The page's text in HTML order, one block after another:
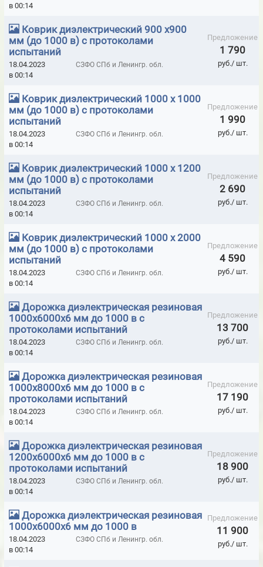
SYSTEMS
ГЕРМЕТИКИ КРОВЕЛЬНЫЕ И ГИДРОИЗОЛЯЦИОННЫЕ ИННОТЕХ
ГЕРМЕТИКИ КРОНБИЛД
ГЕРМЕТИКИ ОГНЕЗАЩИТНЫЕ
ГЕРМЕТИКИ ОТТО-CHEMIE
ГЕРМЕТИКИ ОТТО-ХИМИЯ
ГЕРМЕТИКИ ПЕНТЭЛАСТ
ГЕРМЕТИКИ ПРОТИВОПОЖАРНЫЕ
ГЕРМЕТИКИ, ПЕНА МОНТАЖНАЯ, ИНСТРУМЕНТ HILTI
ДВЕРИ ENDURO ДЛЯ БОЛЬНИЧНЫХ ПАЛАТ, МЕДИЦИНСКИХ
УЧРЕЖДЕНИЙ
ДВЕРИ ВЛАГОСТОЙКИЕ КОМПОЗИТНЫЕ КАПЕЛЬ (KAPELLI)
ДВЕРИ КАПЕЛЬ (KAPELLI UNIVERSAL)
ДВЕРИ КАПЕЛЬ (KAPELLI) CLASSIC ГЛАДКИЕ В ПЛЕНКЕ
ДВЕРИ КАПЕЛЬ (KAPELLI) CLASSIC ГЛАДКИЕ МОНОКОЛОР
ДВЕРИ КАПЕЛЬ (KAPELLI) CONNECT
ДВЕРИ МОД. MUK RTG РЕНТГЕНОЗАЩИТНЫЕ С РЕГУЛИРУЕМОЙ
АЛЮМ.КОРОБКОЙ
ДВЕРИ ПРОИЗВОДСТВА MUOVIUS OY (ФИНЛЯНДИЯ)
ДИЭЛЕКТРИЧЕСКИЕ НОЖНИЦЫ
ДИЭЛЕКТРИЧЕСКИЕ ПЕРЧАТКИ
ДИЭЛЕКТРИЧЕСКИЕ ПОДМОСТИ
ДИЭЛЕКТРИЧЕСКИЕ ПОДСТАВКИ
ДИЭЛЕКТРИЧЕСКИЕ СРЕДСТВА ЗАЩИТЫ
в 00:14
Коврик диэлектрический 900 х900
мм (до 1000 в) с протоколами
испытаний
Предложение
1 790
руб./ шт.
18.04.2023
в 00:14
СЗФО СПб и Ленингр. обл.
Коврик диэлектрический 1000 х 1000
мм (до 1000 в) с протоколами
испытаний
Предложение
1 990
руб./ шт.
18.04.2023
в 00:14
СЗФО СПб и Ленингр. обл.
Коврик диэлектрический 1000 х 1200
мм (до 1000 в) с протоколами
испытаний
Предложение
2 690
руб./ шт.
18.04.2023
в 00:14
СЗФО СПб и Ленингр. обл.
Коврик диэлектрический 1000 х 2000
мм (до 1000 в) с протоколами
испытаний
Предложение
4 590
руб./ шт.
18.04.2023
в 00:14
СЗФО СПб и Ленингр. обл.
Дорожка диэлектрическая резиновая
1000х6000х6 мм до 1000 в с
протоколами испытаний
Предложение
13 700
руб./ шт.
18.04.2023
в 00:14
СЗФО СПб и Ленингр. обл.
Дорожка диэлектрическая резиновая
1000х8000х6 мм до 1000 в с
протоколами испытаний
Предложение
17 190
руб./ шт.
18.04.2023
в 00:14
СЗФО СПб и Ленингр. обл.
Дорожка диэлектрическая резиновая
1200х6000х6 мм до 1000 в с
протоколами испытаний
Предложение
18 900
руб./ шт.
18.04.2023
в 00:14
СЗФО СПб и Ленингр. обл.
Дорожка диэлектрическая резиновая
1000х6000х6 мм до 1000 в
Предложение
11 900
руб./ шт.
18.04.2023
в 00:14
СЗФО СПб и Ленингр. обл.